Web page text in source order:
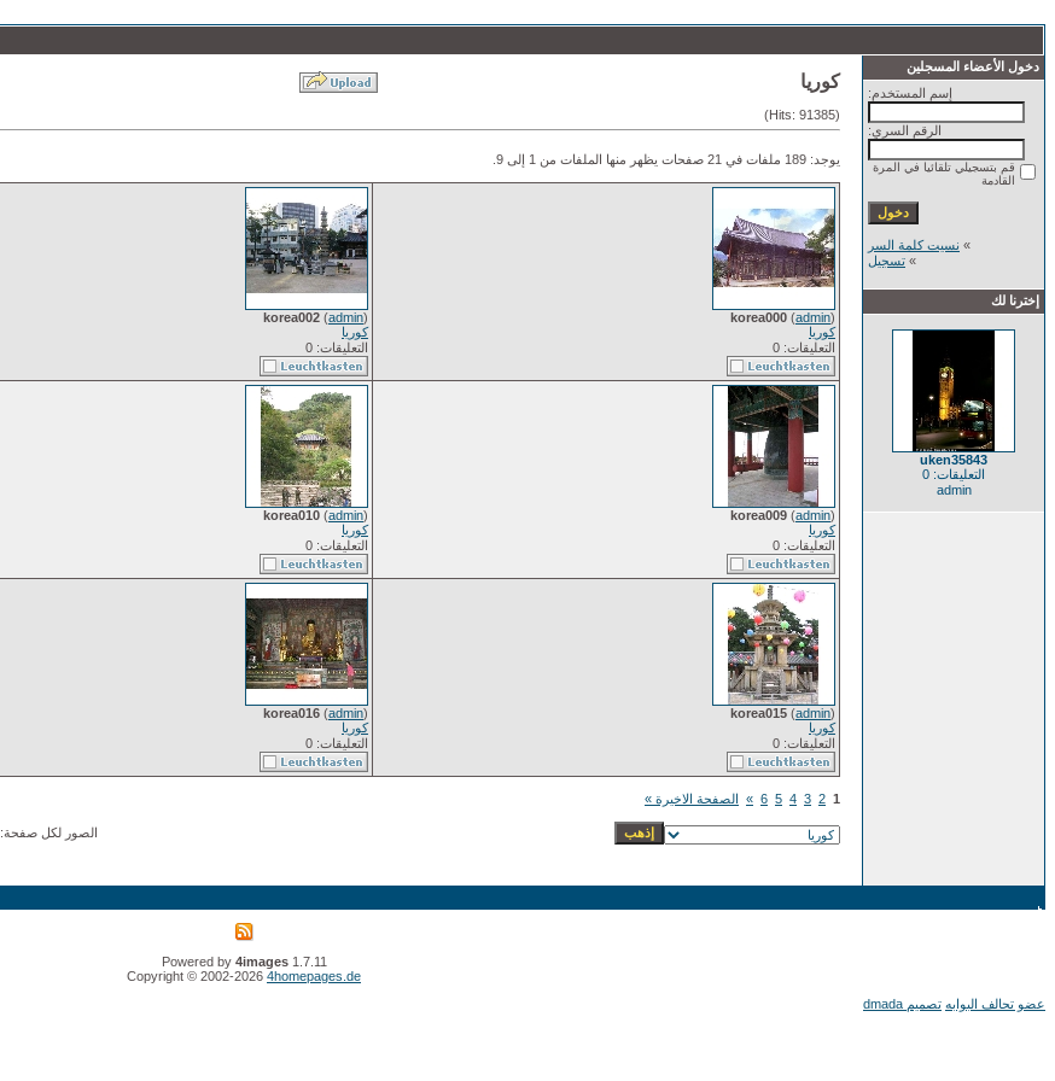
دخول الأعضاء المسجلين
إسم المستخدم:
الرقم السري:
قم بتسجيلي تلقائيا في المرة
القادمة
» نسيت كلمة السر
» تسجيل
إخترنا لك
uken35843
التعليقات: 0
admin
كوريا
(Hits: 91385)
يوجد: 189 ملفات في 21 صفحات يظهر منها الملفات من 1 إلى 9.
korea000 (admin)
كوريا
التعليقات: 0
korea002 (admin)
كوريا
التعليقات: 0
korea009 (admin)
كوريا
التعليقات: 0
korea010 (admin)
كوريا
التعليقات: 0
korea015 (admin)
كوريا
التعليقات: 0
korea016 (admin)
كوريا
التعليقات: 0
1
2
3
4
5
6
» الصفحة الاخيرة »
الصور لكل صفحة:
Powered by 4images1.7.11
Copyright © 2002-2026 4homepages.de
عضو تحالف البوابه تصميم dmada